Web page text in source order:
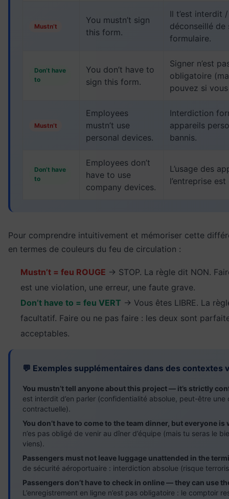
Mustn’t
You mustn’t sign
this form.
Il t’est interdit
déconseillé de
formulaire.
Don’t have
to
You don’t have to
sign this form.
Signer n’est
obligatoire
pouvez si
Mustn’t
Employees
mustn’t use
personal devices.
Interdiction
appareils
bannis.
Don’t have
to
Employees don’t
have to use
company devices.
L’usage des
l’entreprise
Pour comprendre intuitivement et mémoriser cette
en termes de couleurs du feu de circulation :
Mustn’t = feu ROUGE → STOP. La règle dit NON.
est une violation, une erreur, une faute grave.
Don’t have to = feu VERT → Vous êtes LIBRE. La
facultatif. Faire ou ne pas faire : les deux sont
acceptables.
💬 Exemples supplémentaires dans des contextes
You mustn’t tell anyone about this project — it’s strictly
est interdit d’en parler (confidentialité absolue, peut-être une
contractuelle).
You don’t have to come to the team dinner, but everyone is
n’es pas obligé de venir au dîner d’équipe (mais tu seras le
viens).
Passengers must not leave luggage unattended in the
de sécurité aéroportuaire : interdiction absolue (risque
Passengers don’t have to check in online — they can use
L’enregistrement en ligne n’est pas obligatoire : le comptoir